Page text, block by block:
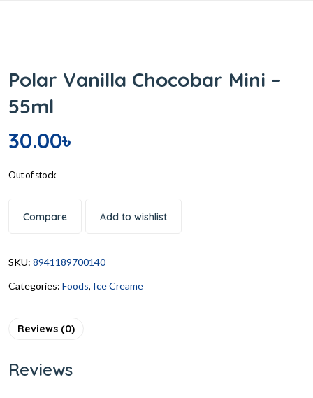
Polar Vanilla Chocobar Mini –
55ml
30.00৳
Out of stock
Compare Add to wishlist
SKU: 8941189700140
Categories: Foods, Ice Creame
Reviews (0)
Reviews